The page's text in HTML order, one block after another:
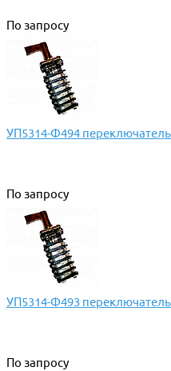
По запросу
УП5314-Ф494
По запросу
УП5314-Ф493
По запросу